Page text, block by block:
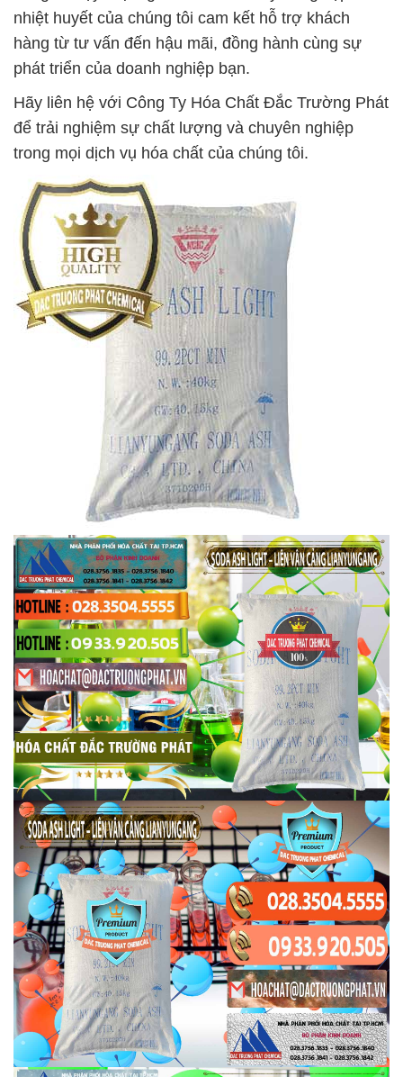
nhiệt huyết của chúng tôi cam kết hỗ trợ khách
hàng từ tư vấn đến hậu mãi, đồng hành cùng sự
phát triển của doanh nghiệp bạn.
Hãy liên hệ với Công Ty Hóa Chất Đắc Trường Phát
để trải nghiệm sự chất lượng và chuyên nghiệp
trong mọi dịch vụ hóa chất của chúng tôi.